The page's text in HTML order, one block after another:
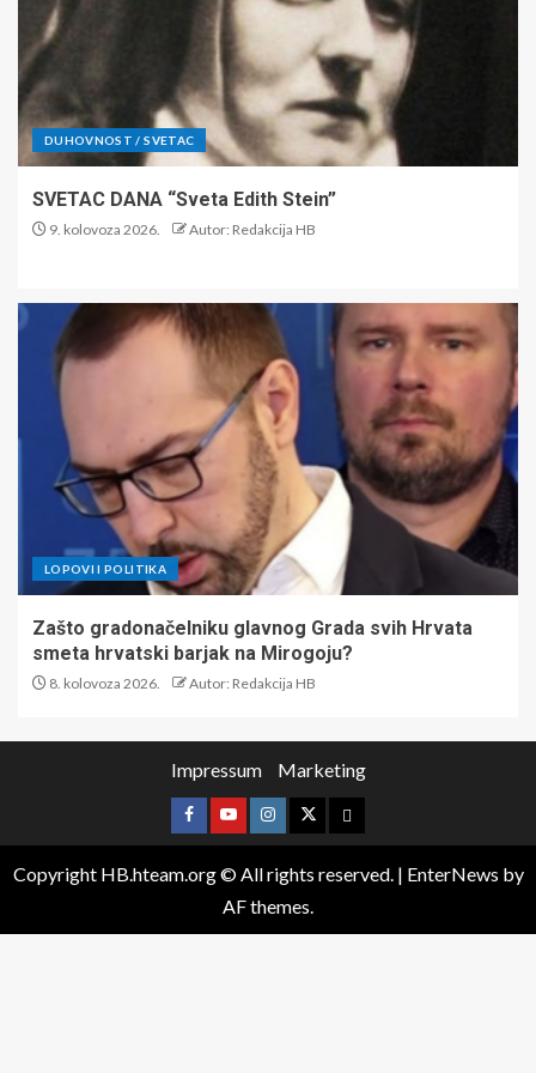
DUHOVNOST / SVETAC
SVETAC DANA “Sveta Edith Stein”
9. kolovoza 2026. Autor: Redakcija HB
LOPOVI I POLITIKA
Zašto gradonačelniku glavnog Grada svih Hrvata
smeta hrvatski barjak na Mirogoju?
8. kolovoza 2026. Autor: Redakcija HB
Impressum Marketing
Copyright HB.hteam.org © All rights reserved. | EnterNews by
AF themes.